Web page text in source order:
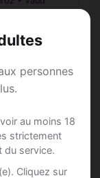
personnes
au moins 18
strictement
du service.
Cliquez sur
à
et